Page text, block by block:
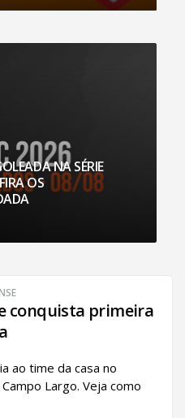
NA SÉRIE
OS
conquista primeira
ao time da casa no
Largo. Veja como